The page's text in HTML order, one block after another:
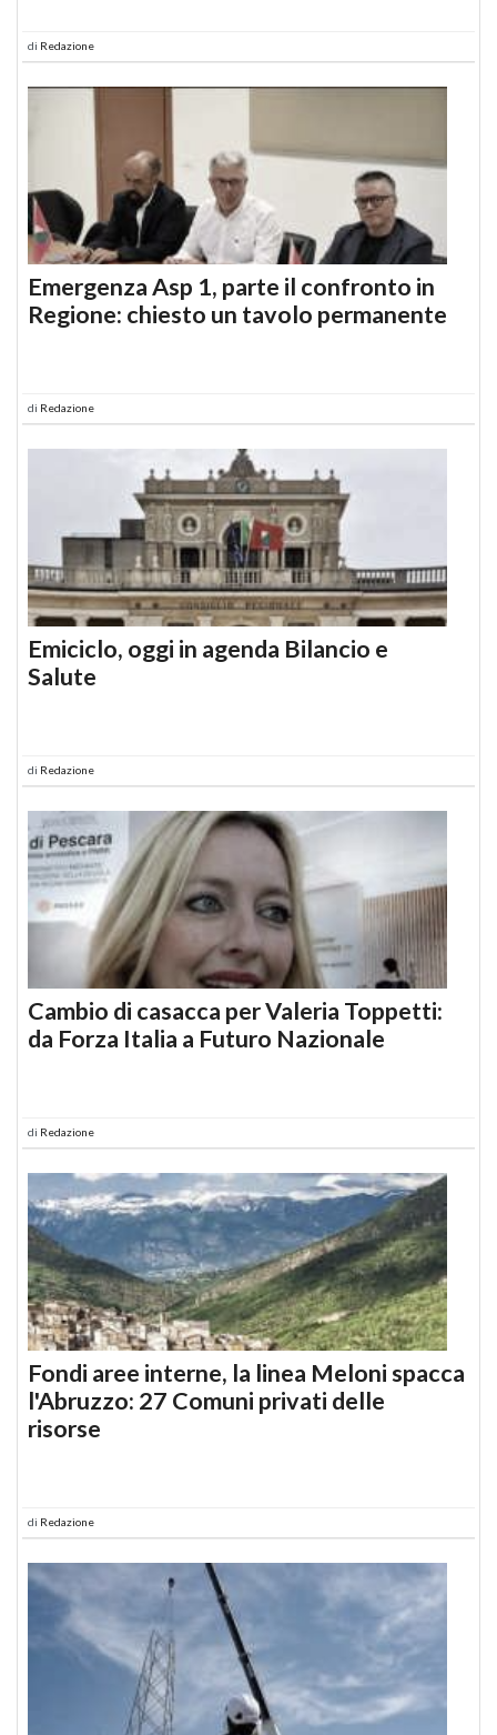
di Redazione
Emergenza Asp 1, parte il confronto in
Regione: chiesto un tavolo permanente
di Redazione
Emiciclo, oggi in agenda Bilancio e
Salute
di Redazione
Cambio di casacca per Valeria Toppetti:
da Forza Italia a Futuro Nazionale
di Redazione
Fondi aree interne, la linea Meloni spacca
l'Abruzzo: 27 Comuni privati delle
risorse
di Redazione